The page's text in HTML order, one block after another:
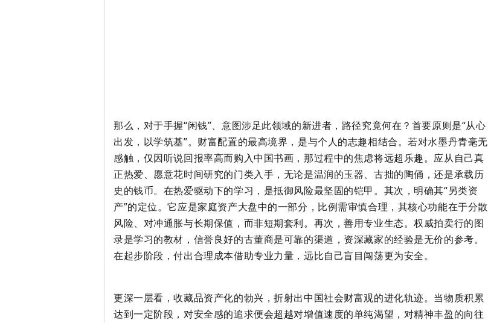
那么，对于手握“闲钱”、意图涉足此领域的新进者，路径究竟何在？首要原则是“从心
出发，以学筑基”。财富配置的最高境界，是与个人的志趣相结合。若对水墨丹青毫无
感触，仅因听说回报率高而购入中国书画，那过程中的焦虑将远超乐趣。应从自己真
正热爱、愿意花时间研究的门类入手，无论是温润的玉器、古拙的陶俑，还是承载历
史的钱币。在热爱驱动下的学习，是抵御风险最坚固的铠甲。其次，明确其“另类资
产”的定位。它应是家庭资产大盘中的一部分，比例需审慎合理，其核心功能在于分散
风险、对冲通胀与长期保值，而非短期套利。再次，善用专业生态。权威拍卖行的图
录是学习的教材，信誉良好的古董商是可靠的渠道，资深藏家的经验是无价的参考。
在起步阶段，付出合理成本借助专业力量，远比自己盲目闯荡更为安全。
更深一层看，收藏品资产化的勃兴，折射出中国社会财富观的进化轨迹。当物质积累
达到一定阶段，对安全感的追求便会超越对增值速度的单纯渴望，对精神丰盈的向往